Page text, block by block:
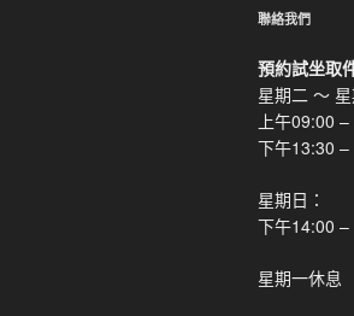
聯絡我們
預約試坐取
星期二 ～ 星
上午09:00
下午13:30
星期日：
下午14:00
星期一休息